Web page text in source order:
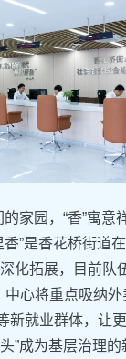
的家园，“香”寓意
香”是香花桥街道
化拓展，目前队
中心将重点吸纳
新就业群体，让
”成为基层治理的